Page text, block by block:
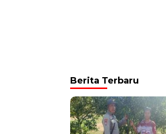
Berita Terbaru